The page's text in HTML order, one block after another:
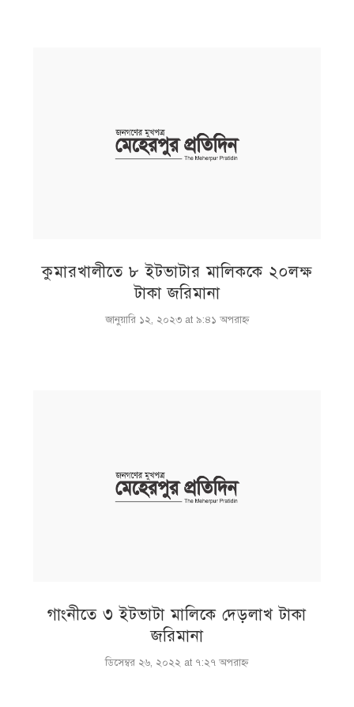
কুমারখালীতে ৮ ইটভাটার মালিককে ২০লক্ষ
টাকা জরিমানা
জানুয়ারি ১২, ২০২৩ at ৯:৪১ অপরাহ্ণ
গাংনীতে ৩ ইটভাটা মালিকে দেড়লাখ টাকা
জরিমানা
ডিসেম্বর ২৬, ২০২২ at ৭:২৭ অপরাহ্ণ